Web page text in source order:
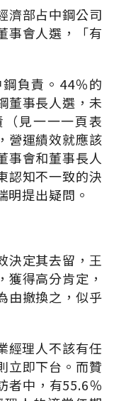
濟部占中鋼公司
事會人選，「有
負責。44％的
董事長人選，未
見一一一頁表
營運績效就應該
事會和董事長人
認知不一致的決
明提出疑問。
決定其去留，王
獲得高分肯定，
由撤換之，似乎
經理人不該有任
立即下台。而贊
者中，有55.6％